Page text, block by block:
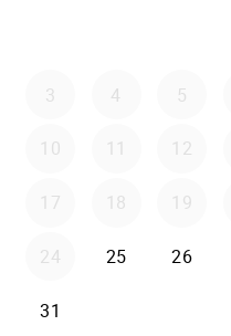
3 4 5
10 11 12
17 18 19
24 25 26
31